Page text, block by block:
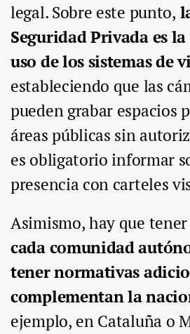
legal. Sobre este punto,
Seguridad Privada es
uso de los sistemas de
estableciendo que las
pueden grabar espacios
áreas públicas sin
es obligatorio informar
presencia con carteles
Asimismo, hay que
cada comunidad
tener normativas
complementan la
ejemplo, en Cataluña o